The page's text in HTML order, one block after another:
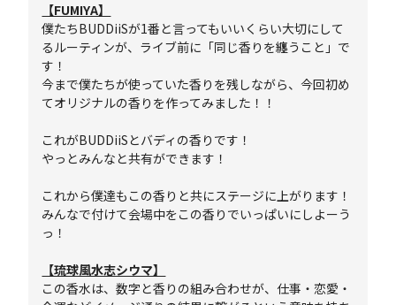
【FUMIYA】
僕たちBUDDiiSが1番と言ってもいいくらい大切にして
るルーティンが、ライブ前に「同じ香りを纏うこと」で
す！
今まで僕たちが使っていた香りを残しながら、今回初め
てオリジナルの香りを作ってみました！！
これがBUDDiiSとバディの香りです！
やっとみんなと共有ができます！
これから僕達もこの香りと共にステージに上がります！
みんなで付けて会場中をこの香りでいっぱいにしよーう
っ！
【琉球風水志シウマ】
この香水は、数字と香りの組み合わせが、仕事・恋愛・